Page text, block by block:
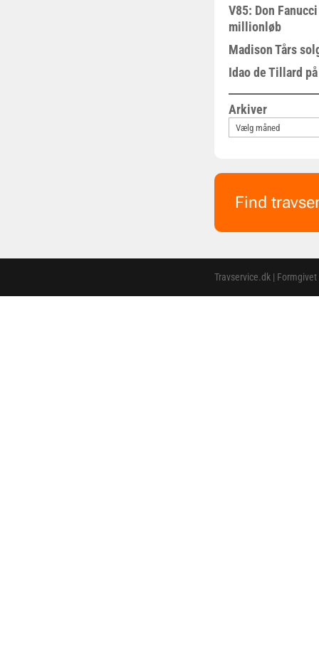
V85: Don
millionløb
Madison Tårs
Idao de Tillard
Arkiver
Find
Travservice.dk |